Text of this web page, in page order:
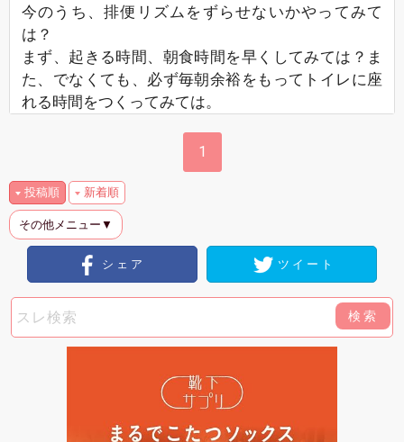
今のうち、排便リズムをずらせないかやってみて
は？
まず、起きる時間、朝食時間を早くしてみては？ま
た、でなくても、必ず毎朝余裕をもってトイレに座
れる時間をつくってみては。
1
投稿順 新着順
その他メニュー▼
シェア ツイート
検索